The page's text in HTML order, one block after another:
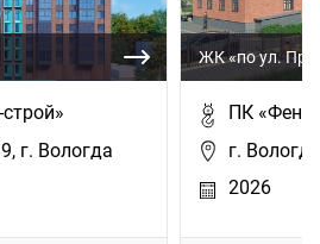
г. Вологда
ЖК «по ул.
ПК
г.
2026